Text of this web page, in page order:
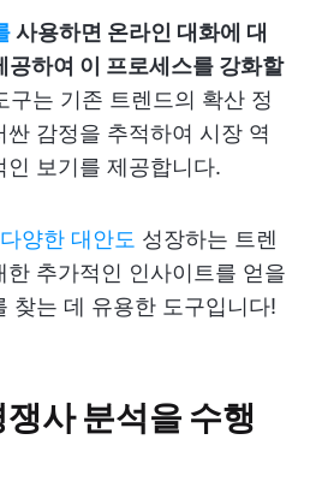
사용하면 온라인 대화에 대
공하여 이 프로세스를 강화할
구는 기존 트렌드의 확산 정
감정을 추적하여 시장 역
보기를 제공합니다.
양한 대안도 성장하는 트렌
추가적인 인사이트를 얻을
찾는 데 유용한 도구입니다!
사 분석을 수행